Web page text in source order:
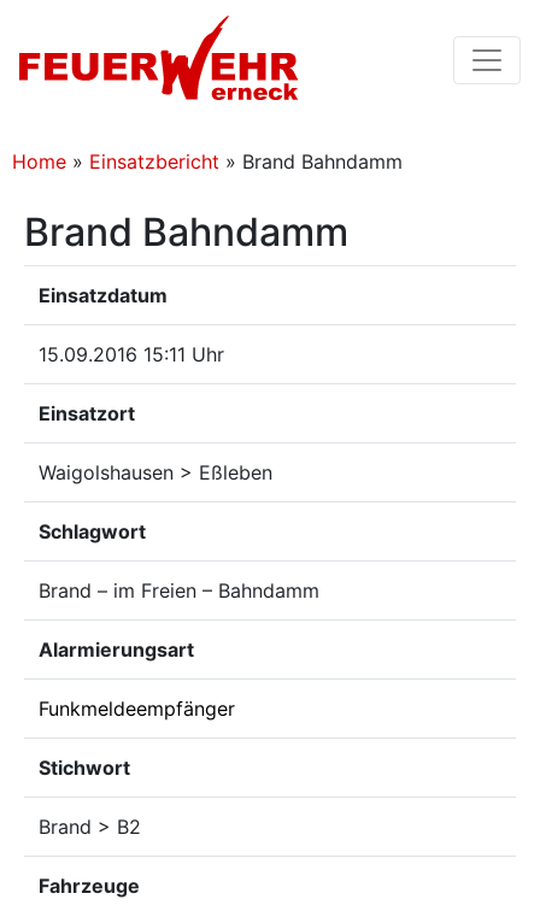
Home » Einsatzbericht » Brand Bahndamm
Brand Bahndamm
Einsatzdatum
15.09.2016 15:11 Uhr
Einsatzort
Waigolshausen > Eßleben
Schlagwort
Brand – im Freien – Bahndamm
Alarmierungsart
Funkmeldeempfänger
Stichwort
Brand > B2
Fahrzeuge